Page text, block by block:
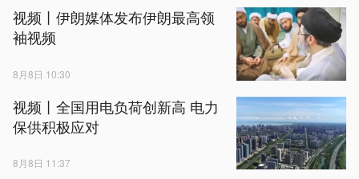
视频丨伊朗媒体发布伊朗最高领
袖视频
8月8日 10:30
视频丨全国用电负荷创新高 电力
保供积极应对
8月8日 11:37